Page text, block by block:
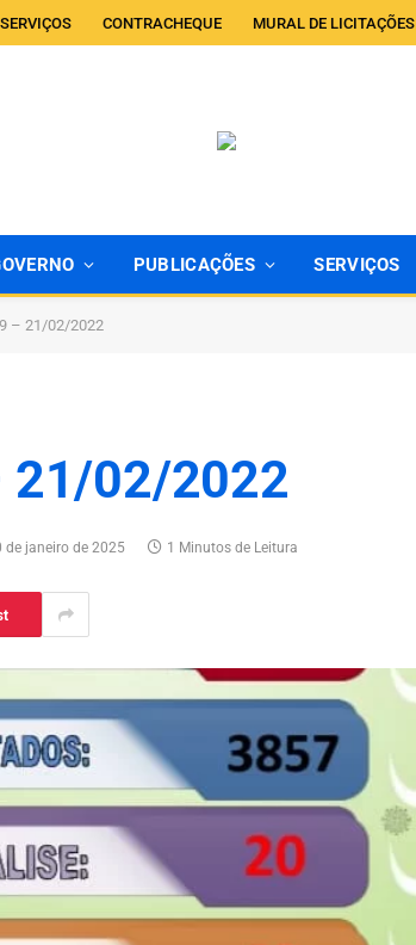
CONTRACHEQUE MURAL DE LICITAÇÕES
PUBLICAÇÕES SERVIÇOS
– 21/02/2022
21/02/2022
de janeiro de 2025 1 Minutos de Leitura